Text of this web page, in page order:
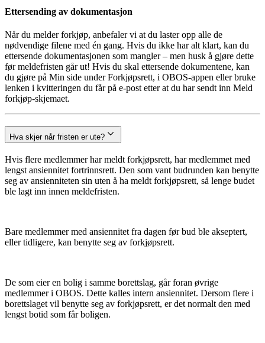
Ettersending av dokumentasjon
Når du melder forkjøp, anbefaler vi at du laster opp alle de
nødvendige filene med én gang. Hvis du ikke har alt klart, kan du
ettersende dokumentasjonen som mangler – men husk å gjøre dette
før meldefristen går ut! Hvis du skal ettersende dokumentene, kan
du gjøre på Min side under Forkjøpsrett, i OBOS-appen eller bruke
lenken i kvitteringen du får på e-post etter at du har sendt inn Meld
forkjøp-skjemaet.
Hva skjer når fristen er ute?
Hvis flere medlemmer har meldt forkjøpsrett, har medlemmet med
lengst ansiennitet fortrinnsrett. Den som vant budrunden kan benytte
seg av ansienniteten sin uten å ha meldt forkjøpsrett, så lenge budet
ble lagt inn innen meldefristen.
Bare medlemmer med ansiennitet fra dagen før bud ble akseptert,
eller tidligere, kan benytte seg av forkjøpsrett.
De som eier en bolig i samme borettslag, går foran øvrige
medlemmer i OBOS. Dette kalles intern ansiennitet. Dersom flere i
borettslaget vil benytte seg av forkjøpsrett, er det normalt den med
lengst botid som får boligen.